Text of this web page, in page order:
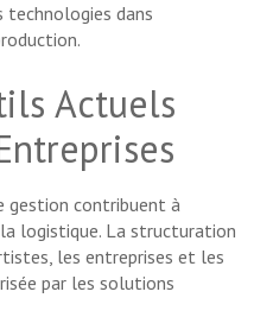
dans
Actuels
gestion contribuent à
logistique. La structuration
les entreprises et les
par les solutions